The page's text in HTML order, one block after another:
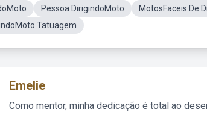
Pessoa DirigindoMoto MotosFaceis De
Tatuagem
Emelie
Como mentor, minha dedicação é total ao